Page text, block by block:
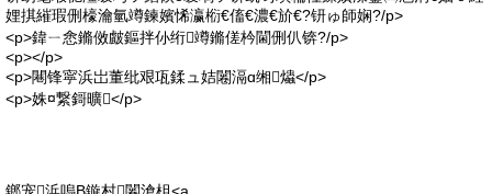
娌掑繀瑕侀檺瀹氫竴鍊嬪悕瀛椼€傗€濃€斺€?钘ゅ師娴?/p>
<p>鍏ㄧ悆鏅傚皻鏂拌仦绗竴鏅傞枔閫侀仈锛?/p>
<p></p>
<p>闀锋寜浜岀董纰艰瓨鍒ュ姞闂滆ɑ缃爞</p>
<p>姝¤繋鎶曠</p>